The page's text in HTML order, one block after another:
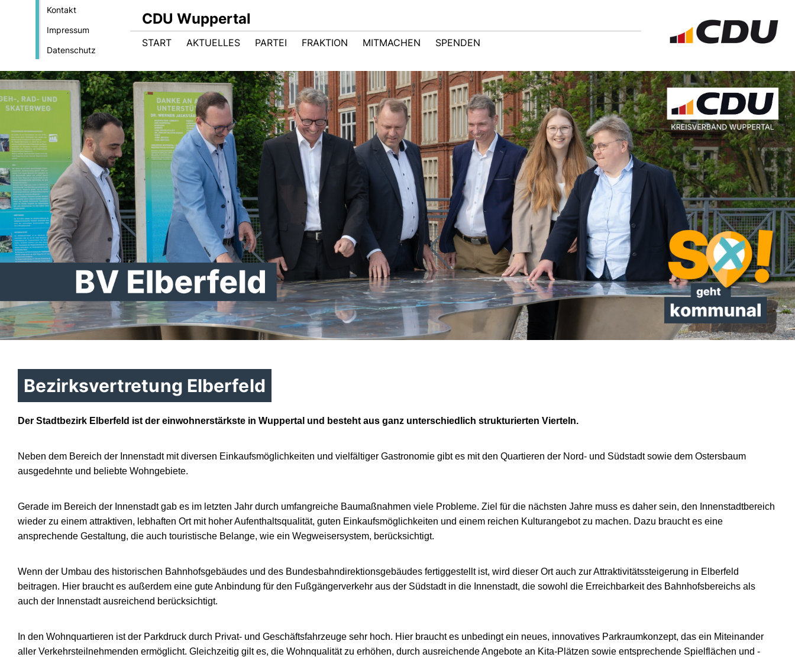
Kontakt
Impressum
Datenschutz
CDU Wuppertal
START AKTUELLES PARTEI FRAKTION MITMACHEN SPENDEN
Bezirksvertretung Elberfeld
Der Stadtbezirk Elberfeld ist der einwohnerstärkste in Wuppertal und besteht aus ganz unterschiedlich strukturierten Vierteln.
Neben dem Bereich der Innenstadt mit diversen Einkaufsmöglichkeiten und vielfältiger Gastronomie gibt es mit den Quartieren der Nord- und Südstadt sowie dem Ostersbaum
ausgedehnte und beliebte Wohngebiete.
Gerade im Bereich der Innenstadt gab es im letzten Jahr durch umfangreiche Baumaßnahmen viele Probleme. Ziel für die nächsten Jahre muss es daher sein, den Innenstadtbereich
wieder zu einem attraktiven, lebhaften Ort mit hoher Aufenthaltsqualität, guten Einkaufsmöglichkeiten und einem reichen Kulturangebot zu machen. Dazu braucht es eine
ansprechende Gestaltung, die auch touristische Belange, wie ein Wegweisersystem, berücksichtigt.
Wenn der Umbau des historischen Bahnhofsgebäudes und des Bundesbahndirektionsgebäudes fertiggestellt ist, wird dieser Ort auch zur Attraktivitätssteigerung in Elberfeld
beitragen. Hier braucht es außerdem eine gute Anbindung für den Fußgängerverkehr aus der Südstadt in die Innenstadt, die sowohl die Erreichbarkeit des Bahnhofsbereichs als
auch der Innenstadt ausreichend berücksichtigt.
In den Wohnquartieren ist der Parkdruck durch Privat- und Geschäftsfahrzeuge sehr hoch. Hier braucht es unbedingt ein neues, innovatives Parkraumkonzept, das ein Miteinander
aller Verkehrsteilnehmenden ermöglicht. Gleichzeitig gilt es, die Wohnqualität zu erhöhen, durch ausreichende Angebote an Kita-Plätzen sowie entsprechende Spielflächen und -